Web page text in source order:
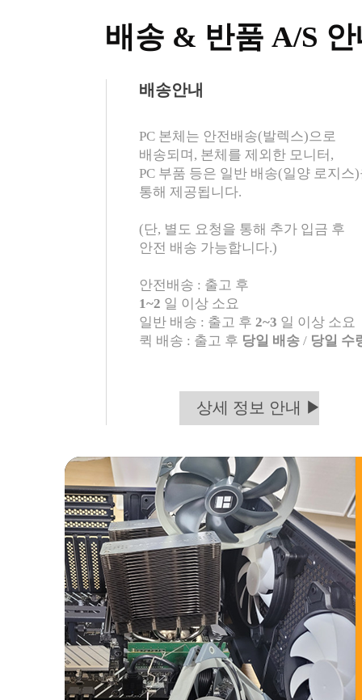
배송 & 반품 A/S
PC 본체는 안전배송(발렉스)으로
배송되며, 본체를 제외한 모니터,
PC 부품 등은 일반 배송(일양 로지스
통해 제공됩니다.
(단, 별도 요청을 통해 추가 입금 후
안전 배송 가능합니다.)
안전배송 : 출고 후
1~2 일 이상 소요
일반 배송 : 출고 후 2~3 일 이상 소요
퀵 배송 : 출고 후 당일 배송 / 당일 수
배송안내
상세 정보 안내 ▶